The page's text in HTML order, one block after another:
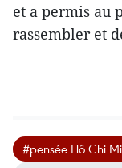
et a permis au
rassembler et
#pensée Hô Chi